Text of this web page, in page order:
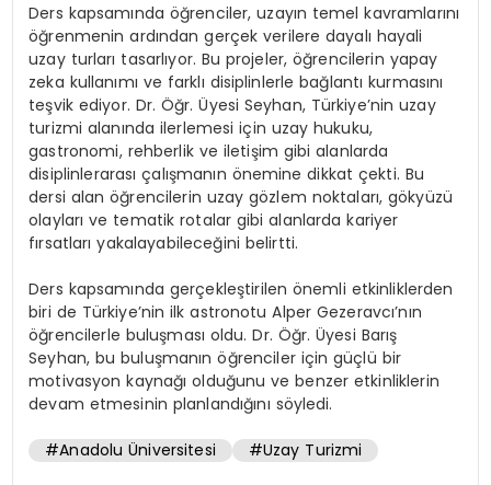
Ders kapsamında öğrenciler, uzayın temel kavramlarını
öğrenmenin ardından gerçek verilere dayalı hayali
uzay turları tasarlıyor. Bu projeler, öğrencilerin yapay
zeka kullanımı ve farklı disiplinlerle bağlantı kurmasını
teşvik ediyor. Dr. Öğr. Üyesi Seyhan, Türkiye’nin uzay
turizmi alanında ilerlemesi için uzay hukuku,
gastronomi, rehberlik ve iletişim gibi alanlarda
disiplinlerarası çalışmanın önemine dikkat çekti. Bu
dersi alan öğrencilerin uzay gözlem noktaları, gökyüzü
olayları ve tematik rotalar gibi alanlarda kariyer
fırsatları yakalayabileceğini belirtti.
Ders kapsamında gerçekleştirilen önemli etkinliklerden
biri de Türkiye’nin ilk astronotu Alper Gezeravcı’nın
öğrencilerle buluşması oldu. Dr. Öğr. Üyesi Barış
Seyhan, bu buluşmanın öğrenciler için güçlü bir
motivasyon kaynağı olduğunu ve benzer etkinliklerin
devam etmesinin planlandığını söyledi.
#Anadolu Üniversitesi #Uzay Turizmi